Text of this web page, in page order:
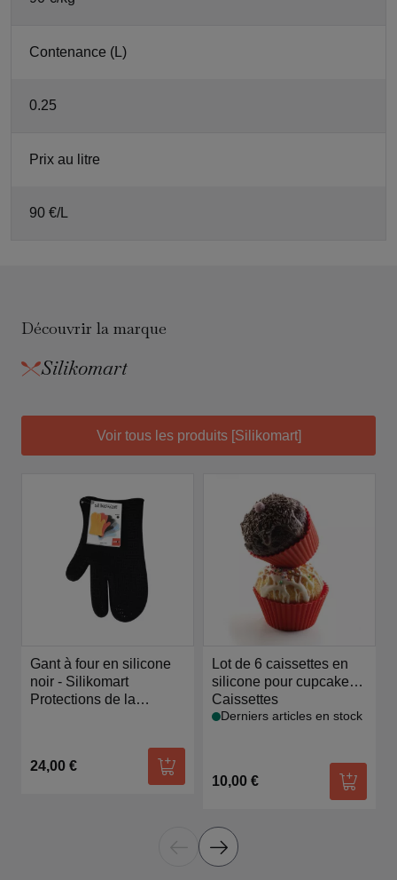
Contenance (L)
0.25
Prix au litre
90 €/L
Découvrir la marque
Silikomart
Voir tous les produits [Silikomart]
Gant à four en silicone
noir - Silikomart
Protections de la
24,00 €
Ajouter au panier
Lot de 6 caissettes en
silicone pour cupcakes
et muffins 6.8
Caissettes
Derniers articles en stock
10,00 €
Ajouter